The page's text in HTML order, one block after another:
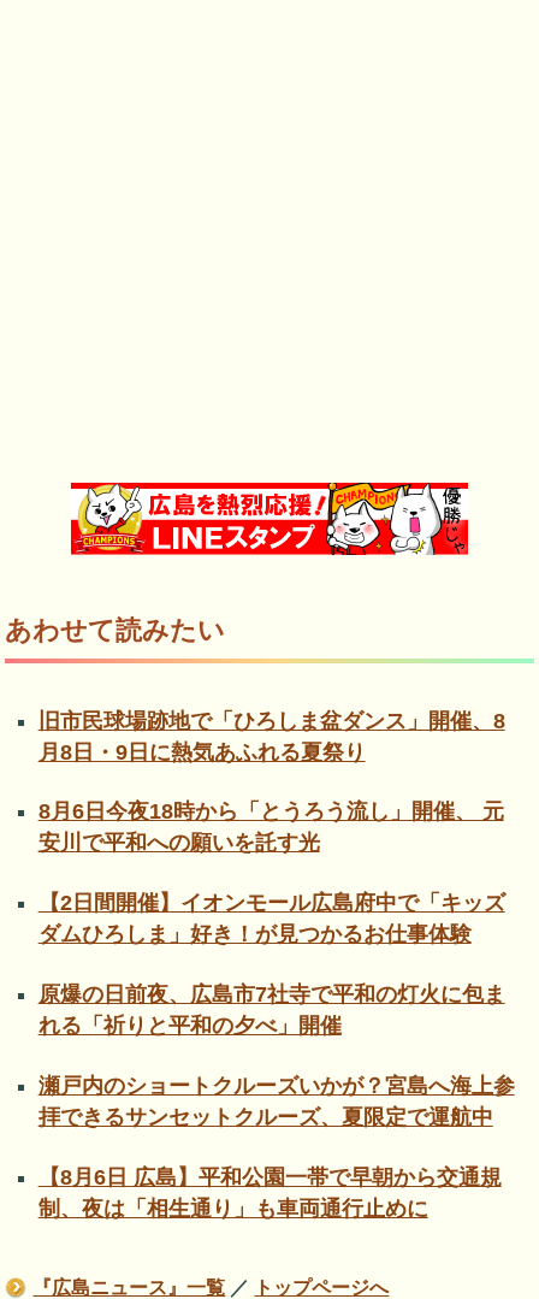
あわせて読みたい
旧市民球場跡地で「ひろしま盆ダンス」開催、8
月8日・9日に熱気あふれる夏祭り
8月6日今夜18時から「とうろう流し」開催、 元
安川で平和への願いを託す光
【2日間開催】イオンモール広島府中で「キッズ
ダムひろしま」好き！が見つかるお仕事体験
原爆の日前夜、広島市7社寺で平和の灯火に包ま
れる「祈りと平和の夕べ」開催
瀬戸内のショートクルーズいかが？宮島へ海上参
拝できるサンセットクルーズ、夏限定で運航中
【8月6日 広島】平和公園一帯で早朝から交通規
制、夜は「相生通り」も車両通行止めに
『広島ニュース』一覧 ／ トップページへ